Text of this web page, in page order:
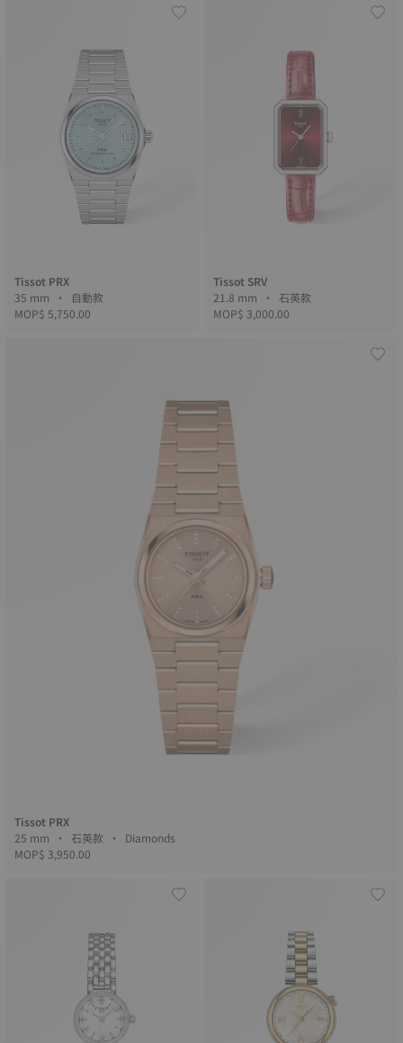
Tissot PRX
35 mm • 自動款
MOP$ 5,750.00
Tissot SRV
21.8 mm • 石英款
MOP$ 3,000.00
Tissot PRX
25 mm • 石英款 • Diamonds
MOP$ 3,950.00